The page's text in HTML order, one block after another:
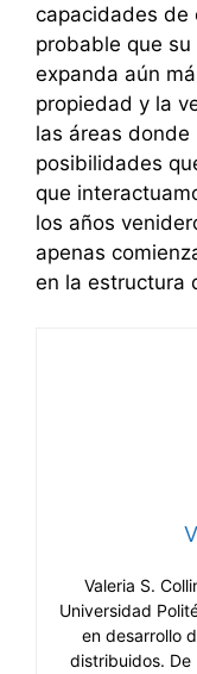
capacidades de
probable que
expanda aún
propiedad y la
las áreas
posibilidades
que
los años
apenas
en la estructura
Valeria S.
Universidad
en desarrollo
distribuidos. De